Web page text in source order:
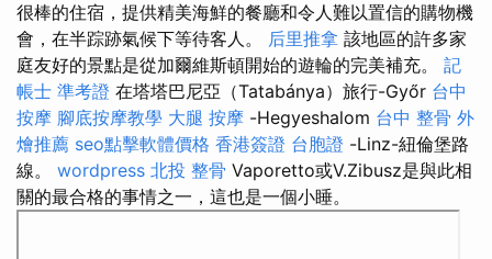
很棒的住宿，提供精美海鮮的餐廳和令人難以置信的購物機
會，在半踪跡氣候下等待客人。 后里推拿 該地區的許多家
庭友好的景點是從加爾維斯頓開始的遊輪的完美補充。 記
帳士 準考證 在塔塔巴尼亞（Tatabánya）旅行-Győr 台中
按摩 腳底按摩教學 大腿 按摩 -Hegyeshalom 台中 整骨 外
燴推薦 seo點擊軟體價格 香港簽證 台胞證 -Linz-紐倫堡路
線。 wordpress 北投 整骨 Vaporetto或V.Zibusz是與此相
關的最合格的事情之一，這也是一個小睡。